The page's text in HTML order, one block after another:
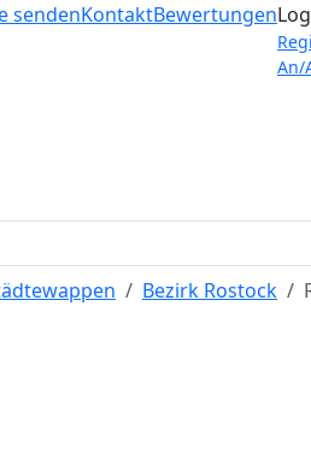
sendenKontaktBewertungen
An/
Bezirk Rostock